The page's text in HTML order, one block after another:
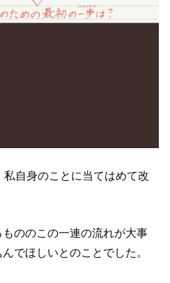
自身のことに当てはめて改
ののこの一連の流れが大事
でほしいとのことでした。